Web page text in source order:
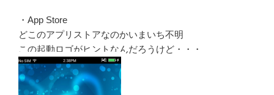
・App Store
どこのアプリストアなのかいまいち不明
この起動ロゴがヒントなんだろうけど・・・